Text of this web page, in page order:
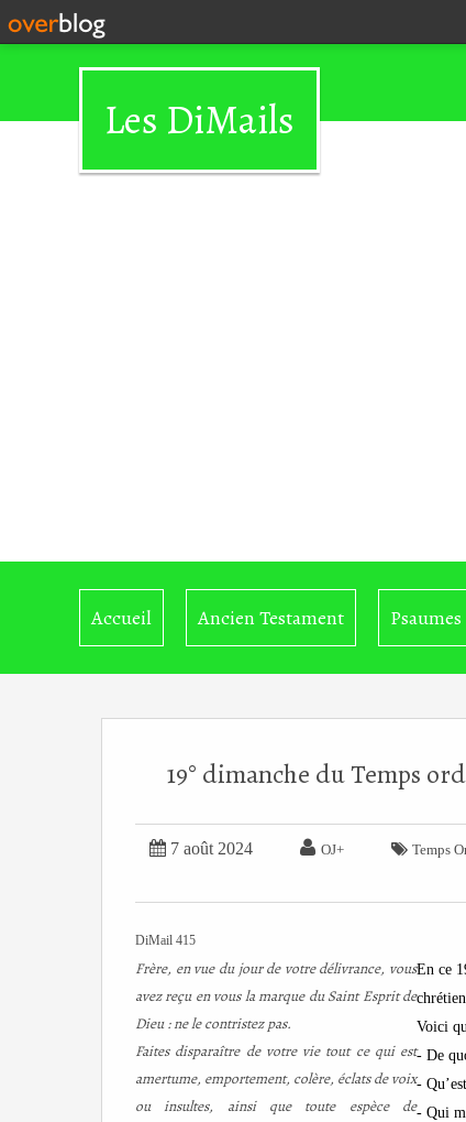
Les DiMails
Accueil Ancien Testament
19° dimanche du Temps
 7 août 2024  OJ+  Temps
DiMail 415
Frère, en vue du jour de votre délivrance, vous
avez reçu en vous la marque du Saint Esprit de
Dieu : ne le contristez pas.
Faites disparaître de votre vie tout ce qui est
amertume, emportement, colère, éclats de voix
ou insultes, ainsi que toute espèce de
En ce
Voici
- De
-
- Qui